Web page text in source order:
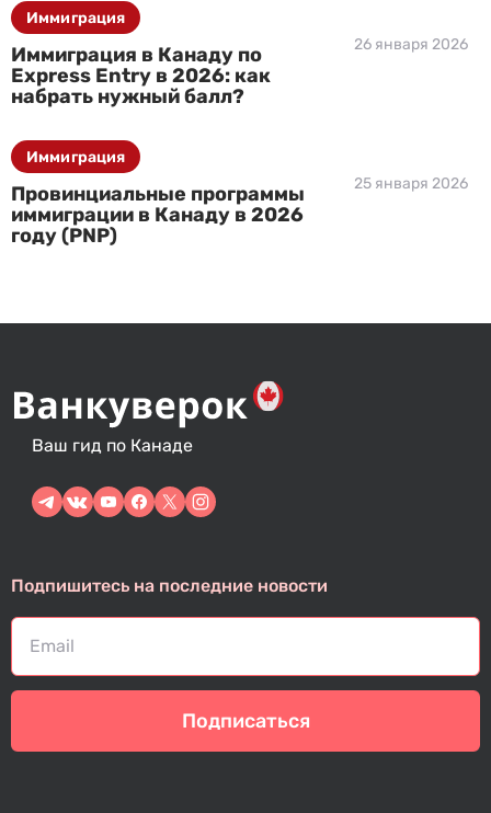
Иммиграция в Канаду по
Express Entry в 2026: как
набрать нужный балл?
26 января 2026
Иммиграция
Провинциальные программы
иммиграции в Канаду в 2026
году (PNP)
25 января 2026
Иммиграция
Ваш гид по Канаде
Подпишитесь на последние новости
Подписаться